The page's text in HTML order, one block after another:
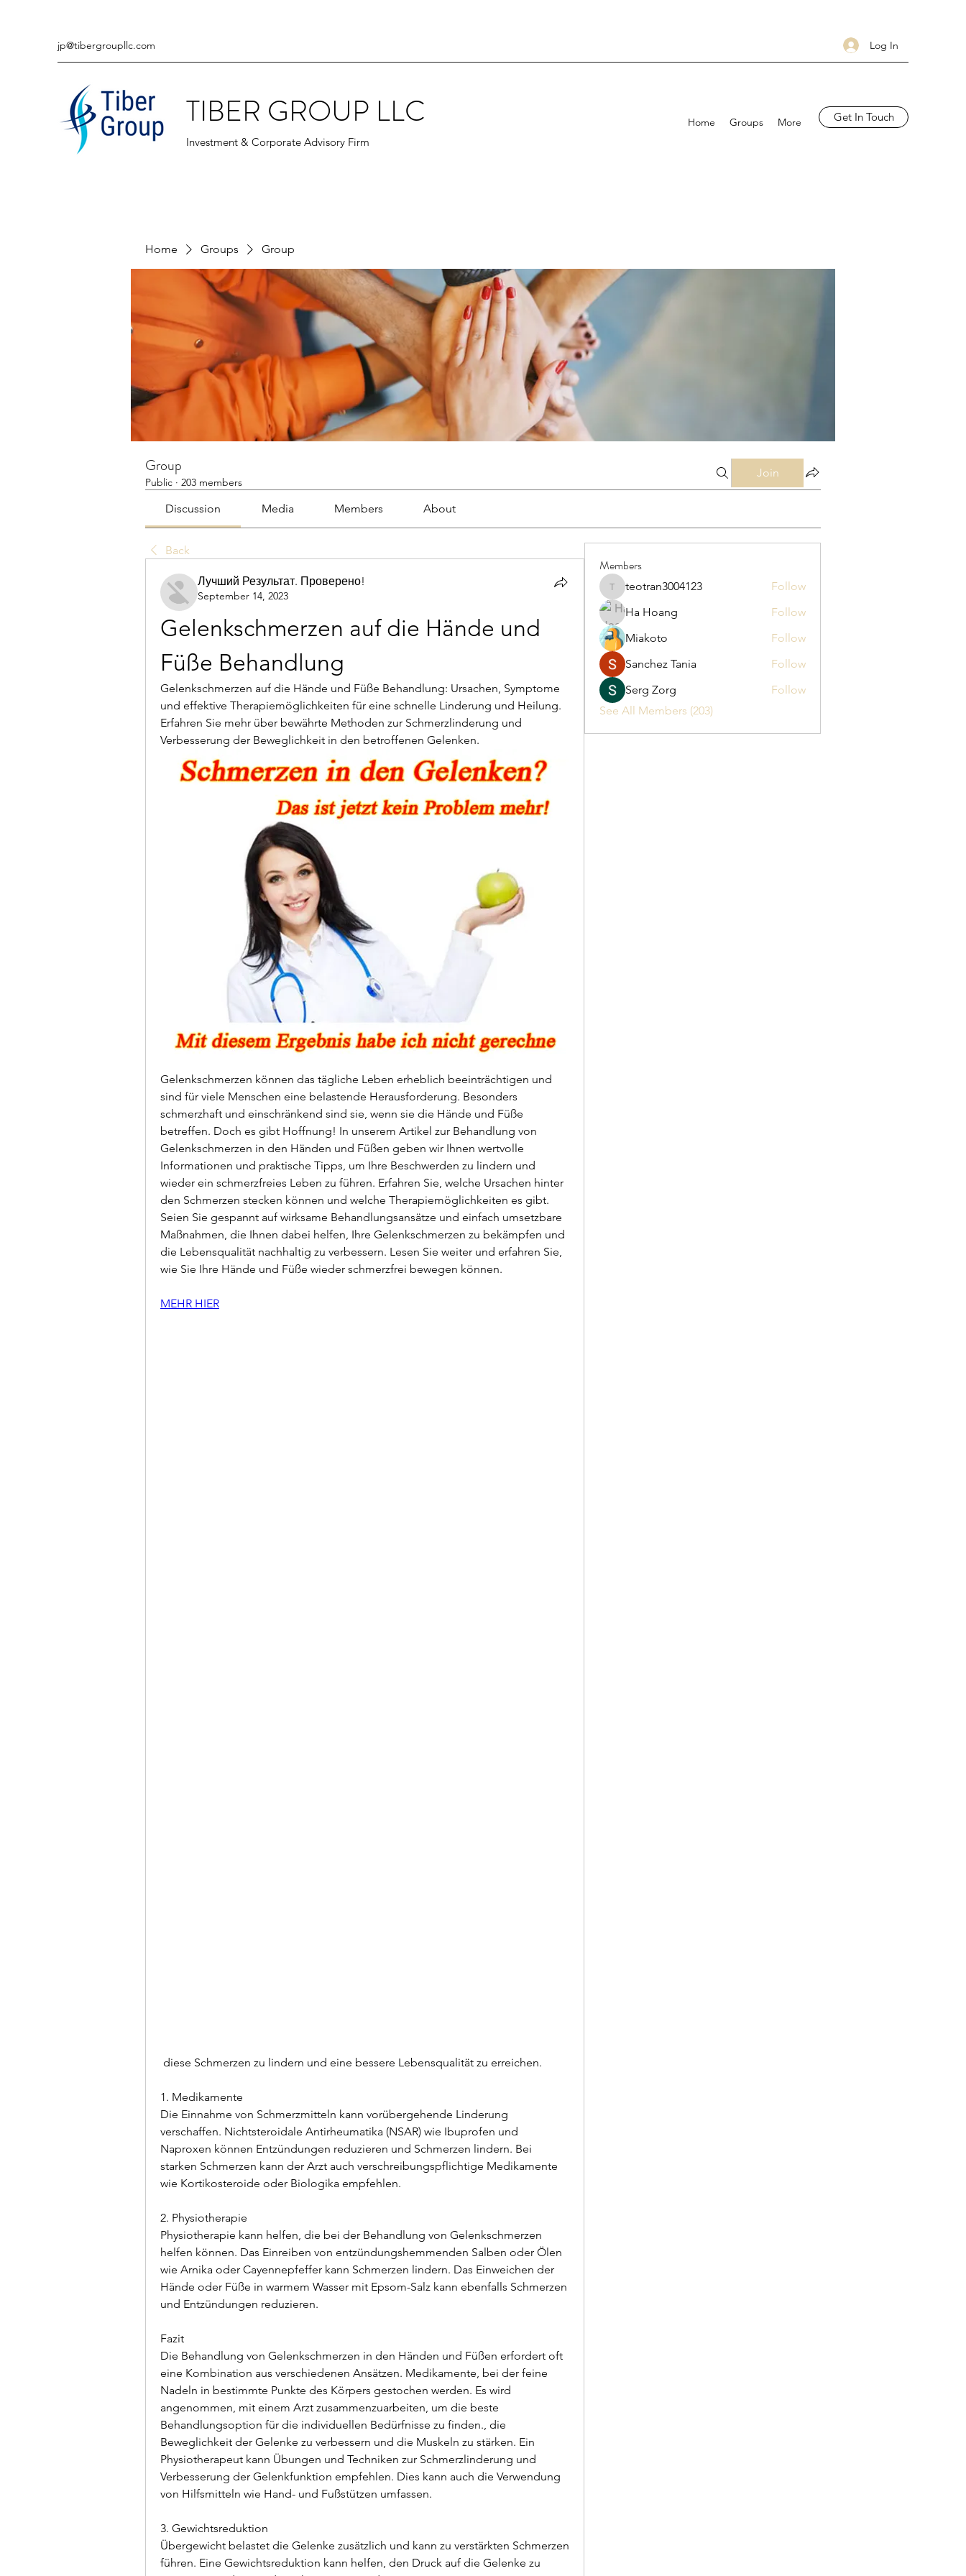
jp@tibergroupllc.com Log In
TIBER GROUP LLC
Investment & Corporate Advisory Firm
Home Groups More Get In Touch
Home Groups Group
Group
Public · 203 members
Join
Discussion Media Members About
Back
Лучший Результат. Проверено!
September 14, 2023
Gelenkschmerzen auf die Hände und
Füße Behandlung
Gelenkschmerzen auf die Hände und Füße Behandlung: Ursachen, Symptome
und effektive Therapiemöglichkeiten für eine schnelle Linderung und Heilung.
Erfahren Sie mehr über bewährte Methoden zur Schmerzlinderung und
Verbesserung der Beweglichkeit in den betroffenen Gelenken.
Gelenkschmerzen können das tägliche Leben erheblich beeinträchtigen und
sind für viele Menschen eine belastende Herausforderung. Besonders
schmerzhaft und einschränkend sind sie, wenn sie die Hände und Füße
betreffen. Doch es gibt Hoffnung! In unserem Artikel zur Behandlung von
Gelenkschmerzen in den Händen und Füßen geben wir Ihnen wertvolle
Informationen und praktische Tipps, um Ihre Beschwerden zu lindern und
wieder ein schmerzfreies Leben zu führen. Erfahren Sie, welche Ursachen hinter
den Schmerzen stecken können und welche Therapiemöglichkeiten es gibt.
Seien Sie gespannt auf wirksame Behandlungsansätze und einfach umsetzbare
Maßnahmen, die Ihnen dabei helfen, Ihre Gelenkschmerzen zu bekämpfen und
die Lebensqualität nachhaltig zu verbessern. Lesen Sie weiter und erfahren Sie,
wie Sie Ihre Hände und Füße wieder schmerzfrei bewegen können.
MEHR HIER
diese Schmerzen zu lindern und eine bessere Lebensqualität zu erreichen.
1. Medikamente
Die Einnahme von Schmerzmitteln kann vorübergehende Linderung
verschaffen. Nichtsteroidale Antirheumatika (NSAR) wie Ibuprofen und
Naproxen können Entzündungen reduzieren und Schmerzen lindern. Bei
starken Schmerzen kann der Arzt auch verschreibungspflichtige Medikamente
wie Kortikosteroide oder Biologika empfehlen.
2. Physiotherapie
Physiotherapie kann helfen, die bei der Behandlung von Gelenkschmerzen
helfen können. Das Einreiben von entzündungshemmenden Salben oder Ölen
wie Arnika oder Cayennepfeffer kann Schmerzen lindern. Das Einweichen der
Hände oder Füße in warmem Wasser mit Epsom-Salz kann ebenfalls Schmerzen
und Entzündungen reduzieren.
Fazit
Die Behandlung von Gelenkschmerzen in den Händen und Füßen erfordert oft
eine Kombination aus verschiedenen Ansätzen. Medikamente, bei der feine
Nadeln in bestimmte Punkte des Körpers gestochen werden. Es wird
angenommen, mit einem Arzt zusammenzuarbeiten, um die beste
Behandlungsoption für die individuellen Bedürfnisse zu finden., die
Beweglichkeit der Gelenke zu verbessern und die Muskeln zu stärken. Ein
Physiotherapeut kann Übungen und Techniken zur Schmerzlinderung und
Verbesserung der Gelenkfunktion empfehlen. Dies kann auch die Verwendung
von Hilfsmitteln wie Hand- und Fußstützen umfassen.
3. Gewichtsreduktion
Übergewicht belastet die Gelenke zusätzlich und kann zu verstärkten Schmerzen
führen. Eine Gewichtsreduktion kann helfen, den Druck auf die Gelenke zu
Members
teotran3004123
teotran3004123
Follow
Ha Hoang
Follow
Miakoto
Follow
Sanchez Tania
Follow
Serg Zorg
Follow
See All Members (203)